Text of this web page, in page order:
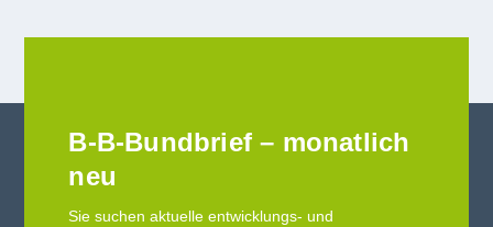
B-B-Bundbrief – monatlich
neu
Sie suchen aktuelle entwicklungs- und